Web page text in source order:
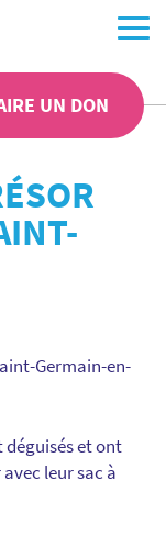
UN DON
Germain-en-
déguisés et ont
leur sac à